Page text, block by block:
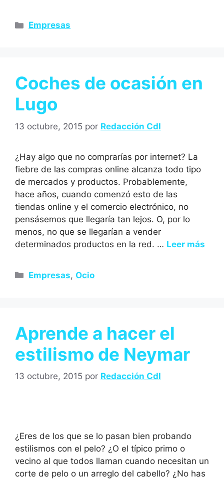
Empresas
Coches de ocasión en
Lugo
13 octubre, 2015 por Redacción Cdl
¿Hay algo que no comprarías por internet? La
fiebre de las compras online alcanza todo tipo
de mercados y productos. Probablemente,
hace años, cuando comenzó esto de las
tiendas online y el comercio electrónico, no
pensásemos que llegaría tan lejos. O, por lo
menos, no que se llegarían a vender
determinados productos en la red. … Leer más
Empresas, Ocio
Aprende a hacer el
estilismo de Neymar
13 octubre, 2015 por Redacción Cdl
¿Eres de los que se lo pasan bien probando
estilismos con el pelo? ¿O el típico primo o
vecino al que todos llaman cuando necesitan un
corte de pelo o un arreglo del cabello? ¿No has